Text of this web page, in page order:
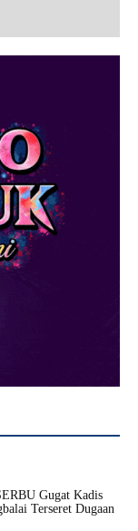
Gugat Kadis
Terseret Dugaan